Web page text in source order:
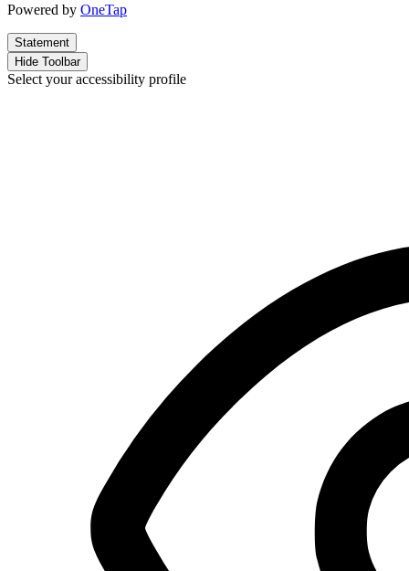
Powered by OneTap
Statement
Hide Toolbar
Select your accessibility profile